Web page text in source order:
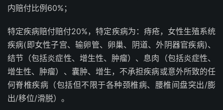
内赔付比例60%；
特定疾病赔付赔付20%，特定疾病为：痔疮，女性生殖系统
疾病(即女性子宫、输卵管、卵巢、阴道、外阴器官疾病)、
结节（包括炎症性、增生性、肿瘤）、息肉（包括炎症性、
增生性、肿瘤）、囊肿、增生，不承担疾病或意外所致的任
何脊椎疾病（包括但不限于各种颈椎病、腰椎间盘突出/膨
出/移位/滑脱）。